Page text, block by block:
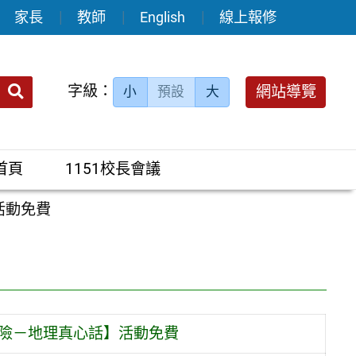
家長 教師 English 線上報修
送出 字級： 小 預設 大 網站導覽
頁 1151校長會議
動免費
－地理真心話】活動免費